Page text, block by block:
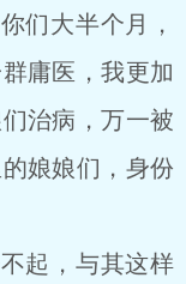
大半个月，
庸医，我更加
治病，万一被
娘娘们，身份
起，与其这样